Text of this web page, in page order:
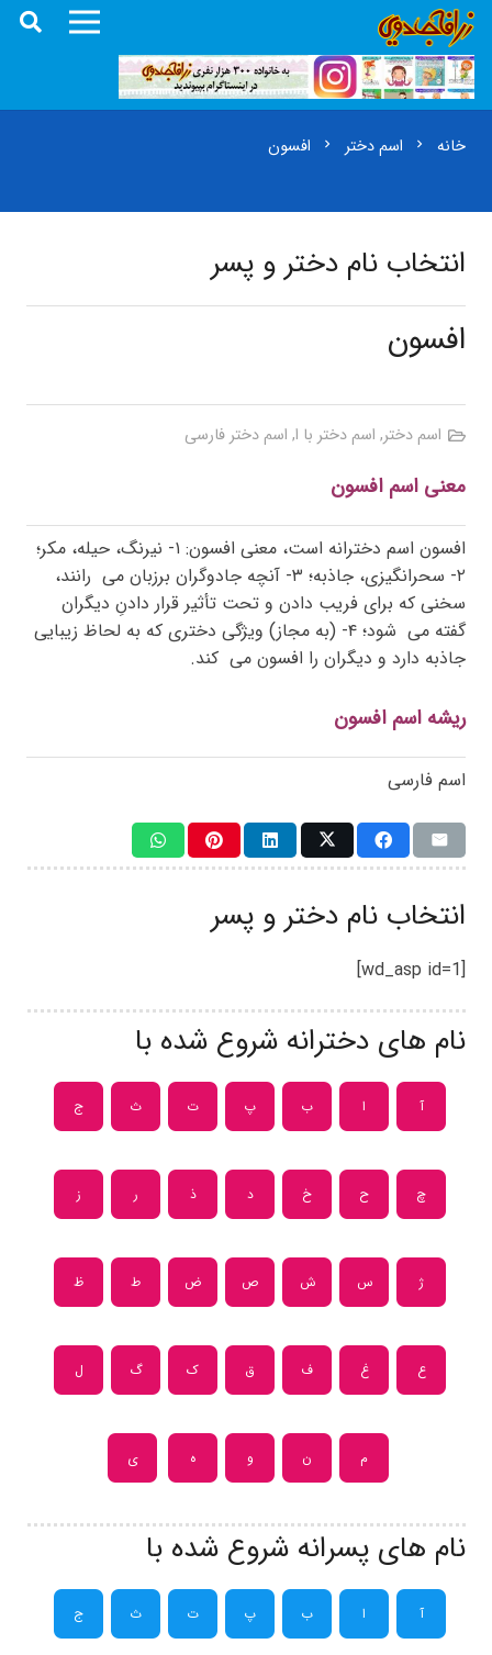
خانه chevron_right اسم دختر chevron_right افسون
انتخاب نام دختر و پسر
افسون
اسم دختر, اسم دختر با ا, اسم دختر فارسی
معنی اسم افسون
افسون اسم دخترانه است، معنی افسون: ۱- نیرنگ، حیله، مکر؛
۲- سحرانگیزی، جاذبه؛ ۳- آنچه جادوگران برزبان می
رانند،
سخنی که برای فریب دادن و تحت تأثیر قرار دادنِ دیگران
گفته می
شود؛ ۴- (به مجاز) ویژگی دختری که به لحاظ زیبایی
جاذبه دارد و دیگران را افسون می کند.
ریشه اسم افسون
اسم فارسی
انتخاب نام دختر و پسر
[wd_asp id=1]
نام های دخترانه شروع شده با
آ ا ب پ ت ث ج
چ ح خ د ذ ر ز
ژ س ش ص ض ط ظ
ع غ ف ق ک گ ل
م ن و ه ی
نام های پسرانه شروع شده با
آ ا ب پ ت ث ج